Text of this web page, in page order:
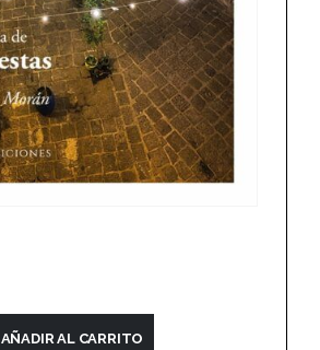
AÑADIR AL CARRITO